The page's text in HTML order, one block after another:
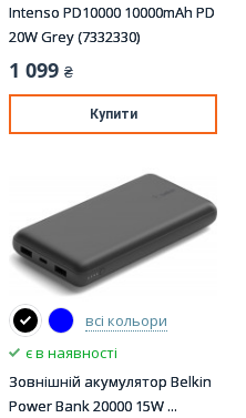
Intenso PD10000 10000mAh PD
20W Grey (7332330)
1 099 ₴
Купити
всі кольори
є в наявності
Зовнішній акумулятор Belkin
Power Bank 20000 15W ...